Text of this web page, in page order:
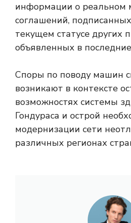
информации о реальном
соглашений,
текущем статусе других
объявленных в
Споры по поводу машин
возникают в контексте
возможностях системы
Гондураса и острой
модернизации сети
различных регионах